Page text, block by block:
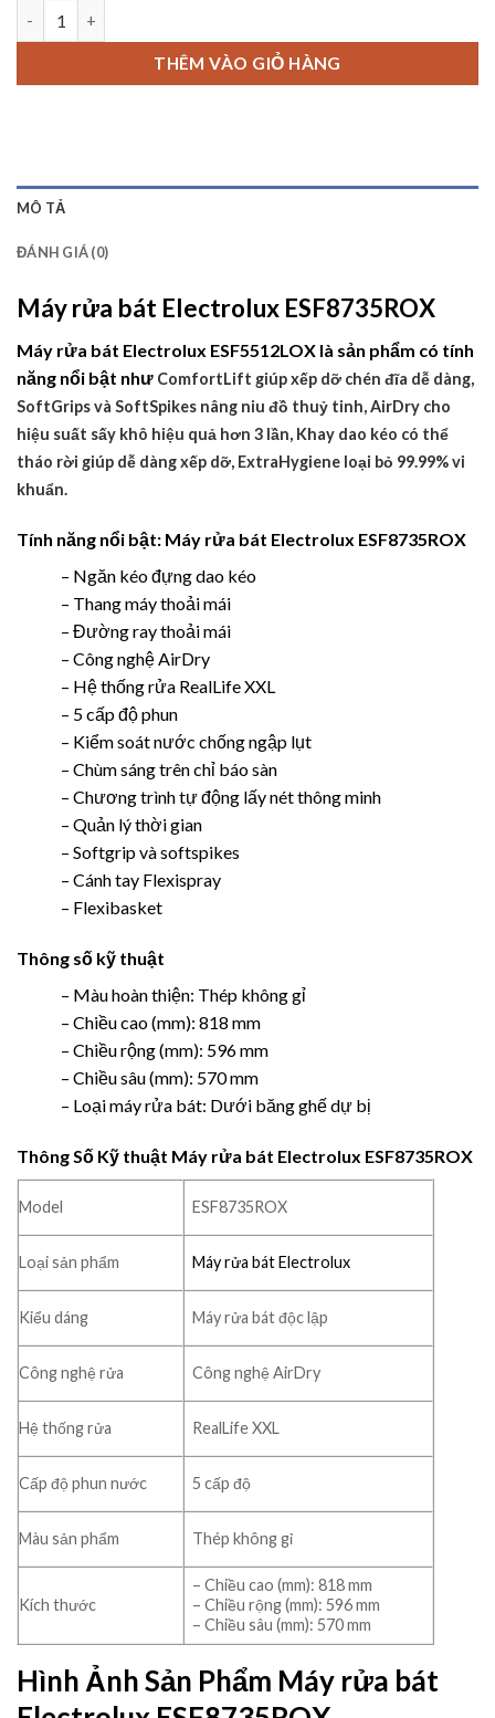
THÊM VÀO GIỎ HÀNG
MÔ TẢ
ĐÁNH GIÁ (0)
Máy rửa bát Electrolux ESF8735ROX
Máy rửa bát Electrolux ESF5512LOX là sản phẩm có tính
năng nổi bật như ComfortLift giúp xếp dỡ chén đĩa dễ dàng,
SoftGrips và SoftSpikes nâng niu đồ thuỷ tinh,AirDry cho
hiệu suất sấy khô hiệu quả hơn 3 lần, Khay dao kéo có thể
tháo rời giúp dễ dàng xếp dỡ, ExtraHygiene loại bỏ 99.99% vi
khuẩn.
Tính năng nổi bật: Máy rửa bát Electrolux ESF8735ROX
– Ngăn kéo đựng dao kéo
– Thang máy thoải mái
– Đường ray thoải mái
– Công nghệ AirDry
– Hệ thống rửa RealLife XXL
– 5 cấp độ phun
– Kiểm soát nước chống ngập lụt
– Chùm sáng trên chỉ báo sàn
– Chương trình tự động lấy nét thông minh
– Quản lý thời gian
– Softgrip và softspikes
– Cánh tay Flexispray
– Flexibasket
Thông số kỹ thuật
– Màu hoàn thiện: Thép không gỉ
– Chiều cao (mm): 818 mm
– Chiều rộng (mm): 596 mm
– Chiều sâu (mm): 570 mm
– Loại máy rửa bát: Dưới băng ghế dự bị
Thông Số Kỹ thuật Máy rửa bát Electrolux ESF8735ROX
Model ESF8735ROX
Loại sản phẩm Máy rửa bát Electrolux
Kiểu dáng Máy rửa bát độc lập
Công nghệ rửa Công nghệ AirDry
Hệ thống rửa RealLife XXL
Cấp độ phun nước 5 cấp độ
Màu sản phẩm Thép không gỉ
Kích thước
– Chiều cao (mm): 818 mm
– Chiều rộng (mm): 596 mm
– Chiều sâu (mm): 570 mm
Hình Ảnh Sản Phẩm Máy rửa bát